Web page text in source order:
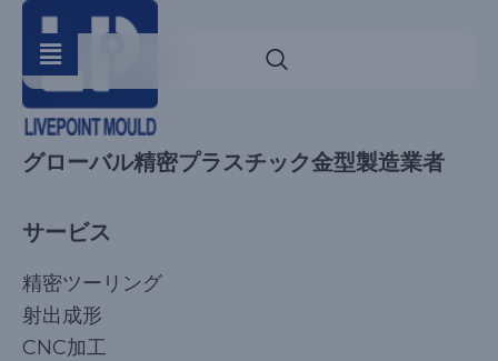
グローバル精密プラスチック金型製造業者
サービス
精密ツーリング
射出成形
CNC加工